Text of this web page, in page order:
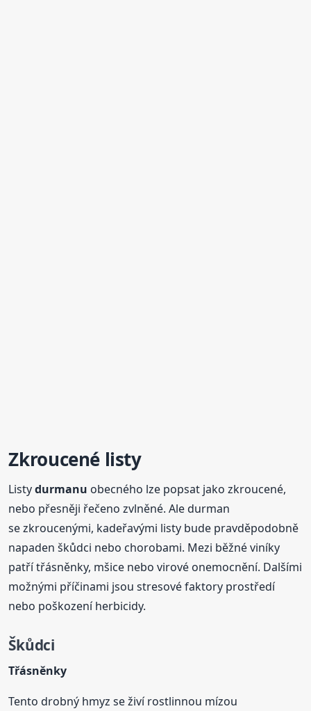
Zkroucené listy
Listydurmanu obecného lze popsat jako zkroucené,
nebo přesněji řečeno zvlněné. Ale durman
se zkroucenými, kadeřavými listy bude pravděpodobně
napaden škůdci nebo chorobami. Mezi běžné viníky
patří třásněnky, mšice nebo virové onemocnění. Dalšími
možnými příčinami jsou stresové faktory prostředí
nebo poškození herbicidy.
Škůdci
Třásněnky
Tento drobný hmyz se živí rostlinnou mízou